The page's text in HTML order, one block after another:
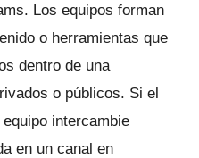
Los equipos forman
o herramientas que
dentro de una
o públicos. Si el
intercambie
en un canal en